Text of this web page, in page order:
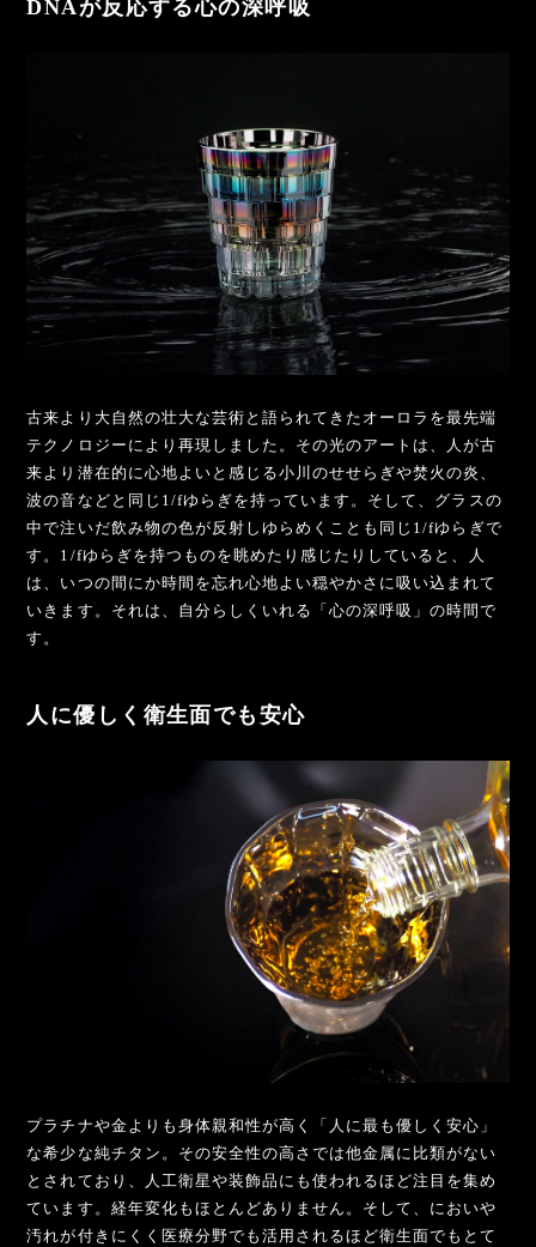
DNAが反応する心の深呼吸
古来より大自然の壮大な芸術と語られてきたオーロラを最先端
テクノロジーにより再現しました。その光のアートは、人が古
来より潜在的に心地よいと感じる小川のせせらぎや焚火の炎、
波の音などと同じ1/fゆらぎを持っています。そして、グラスの
中で注いだ飲み物の色が反射しゆらめくことも同じ1/fゆらぎで
す。1/fゆらぎを持つものを眺めたり感じたりしていると、人
は、いつの間にか時間を忘れ心地よい穏やかさに吸い込まれて
いきます。それは、自分らしくいれる「心の深呼吸」の時間で
す。
人に優しく衛生面でも安心
プラチナや金よりも身体親和性が高く「人に最も優しく安心」
な希少な純チタン。その安全性の高さでは他金属に比類がない
とされており、人工衛星や装飾品にも使われるほど注目を集め
ています。経年変化もほとんどありません。そして、においや
汚れが付きにくく医療分野でも活用されるほど衛生面でもとて